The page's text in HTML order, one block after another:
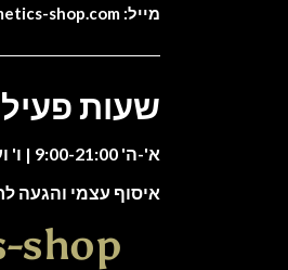
מייל: info@cosmetics-shop.com
שעות
א'-ה' 9:00-21:00 | ו' וערבי חג 9:00-13:00
איסוף עצמי והגעה
shop